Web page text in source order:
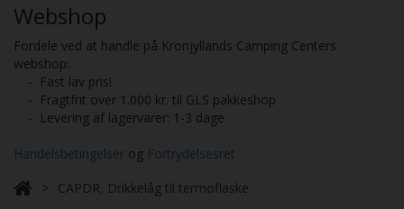
Webshop
Fordele ved at handle på Kronjyllands Camping Centers
webshop:
- Fast lav pris!
- Fragtfrit over 1.000 kr. til GLS pakkeshop
- Levering af lagervarer: 1-3 dage
Handelsbetingelser og Fortrydelsesret
CAPDR, Drikkelåg til termoflaske